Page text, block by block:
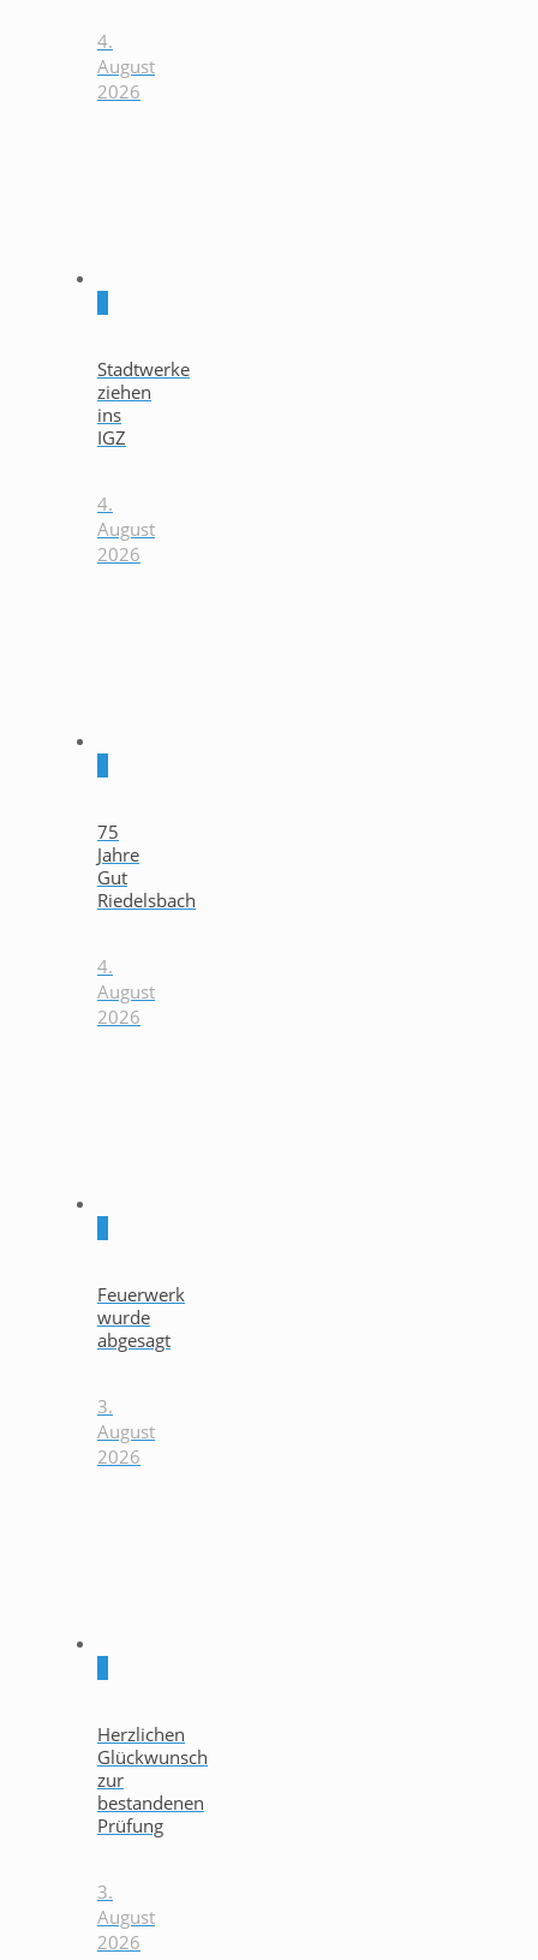
4.
August
2026
Stadtwerke
ziehen
ins
IGZ
4.
August
2026
75
Jahre
Gut
Riedelsbach
4.
August
2026
Feuerwerk
wurde
abgesagt
3.
August
2026
Herzlichen
Glückwunsch
zur
bestandenen
Prüfung
3.
August
2026